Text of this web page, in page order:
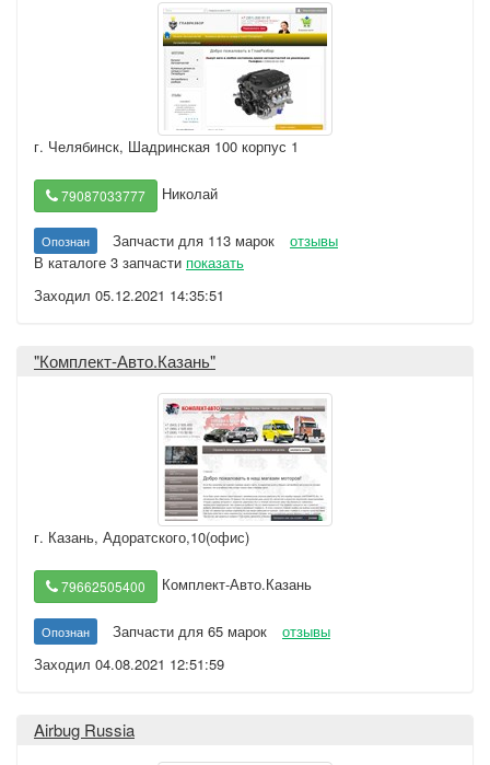
г. Челябинск, Шадринская 100 корпус 1
79087033777 Николай
Опознан Запчасти для 113 марок
отзывы
В каталоге 3 запчасти показать
Заходил 05.12.2021 14:35:51
"Комплект-Авто.Казань"
г. Казань, Адоратского,10(офис)
79662505400 Комплект-Авто.Казань
Опознан Запчасти для 65 марок
отзывы
Заходил 04.08.2021 12:51:59
Airbug Russia